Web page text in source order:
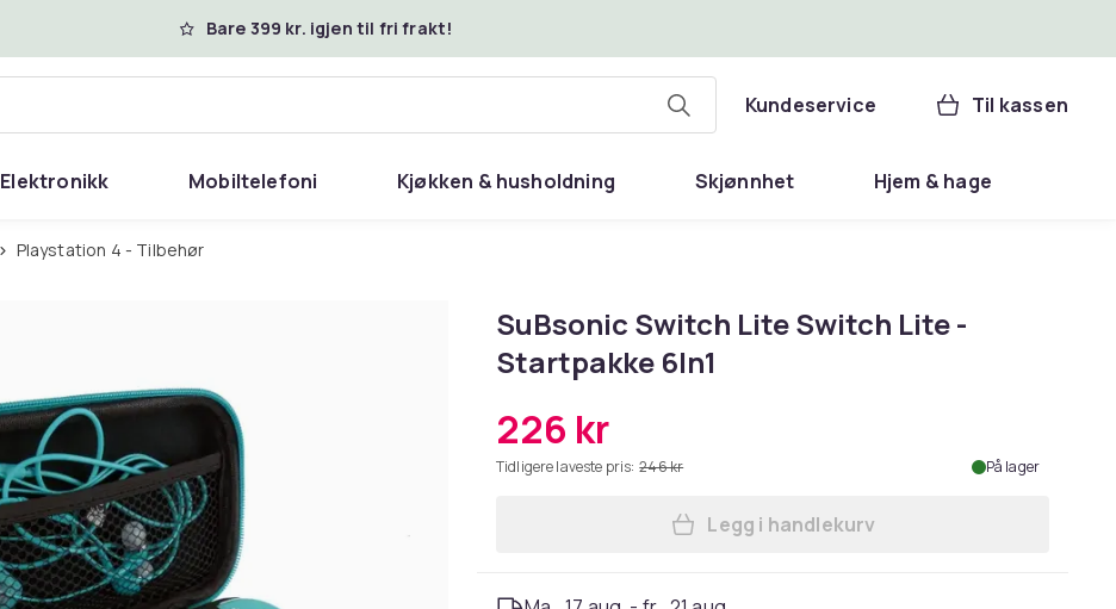
Bare 399 kr. igjen til fri frakt!
Kundeservice Til kassen
Elektronikk Mobiltelefoni Kjøkken & husholdning Skjønnhet Hjem & hage
Playstation 4 - Tilbehør
SuBsonic Switch Lite Switch Lite -
Startpakke 6In1
226 kr
Tidligere laveste pris: 246 kr På lager
Legg SuBsonic Switch Lite Switch
Legg i handlekurv